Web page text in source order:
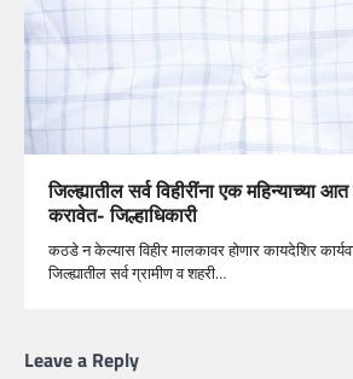
जिल्ह्यातील सर्व विहीरींना एक महिन्याच्या
करावेत- जिल्हाधिकारी
कठडे न केल्यास विहीर मालकावर होणार कायदेशिर
जिल्ह्यातील सर्व ग्रामीण व शहरी…
Leave a Reply